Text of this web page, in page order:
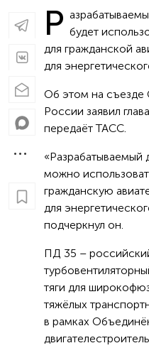
Р будет
для гражданской
для
Об этом на съезде
России заявил
передаёт ТАСС.
«Разрабатываемый
можно
гражданскую
для
подчеркнул он.
ПД 35 –
тяги для
тяжёлых
в рамках